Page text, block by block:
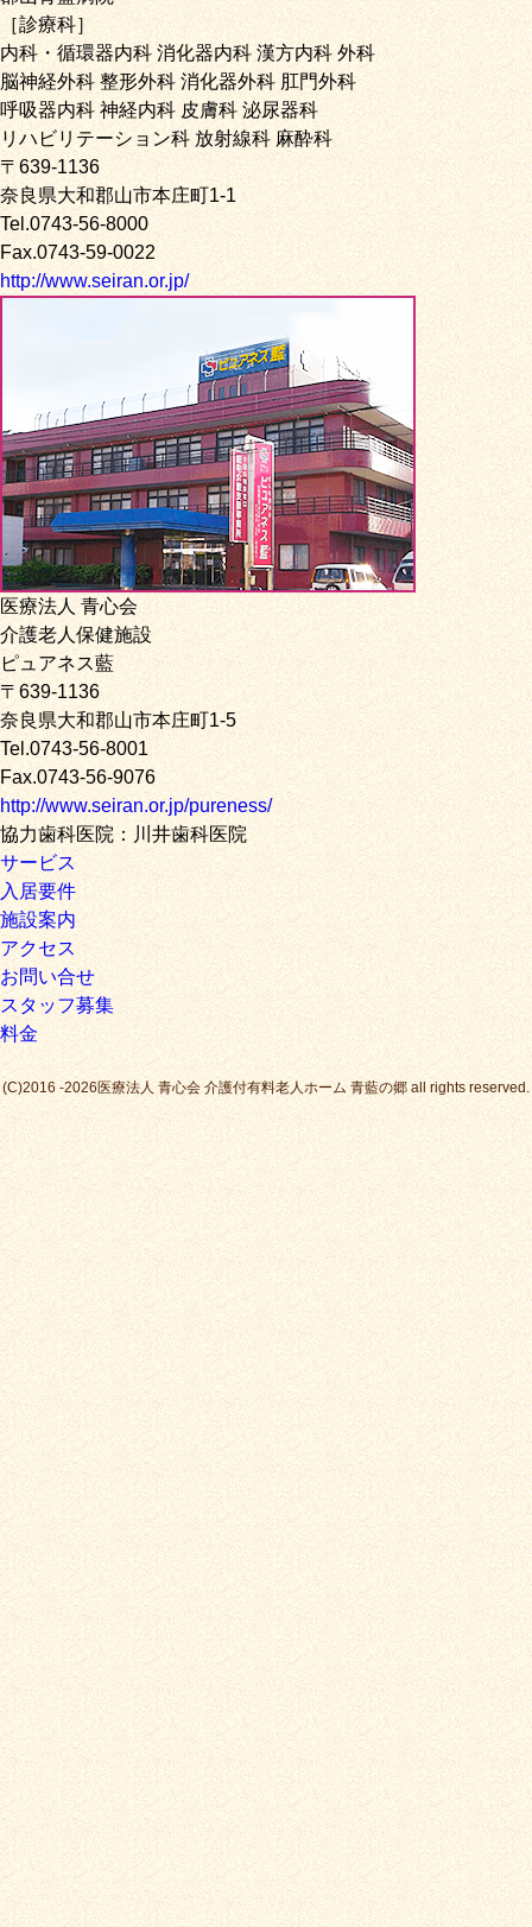
［診療科］
内科・循環器内科 消化器内科 漢方内科 外科
脳神経外科 整形外科 消化器外科 肛門外科
呼吸器内科 神経内科 皮膚科 泌尿器科
リハビリテーション科 放射線科 麻酔科
〒639-1136
奈良県大和郡山市本庄町1-1
Tel.0743-56-8000
Fax.0743-59-0022
http://www.seiran.or.jp/
医療法人 青心会
介護老人保健施設
ピュアネス藍
〒639-1136
奈良県大和郡山市本庄町1-5
Tel.0743-56-8001
Fax.0743-56-9076
http://www.seiran.or.jp/pureness/
協力歯科医院：川井歯科医院
サービス
入居要件
施設案内
アクセス
お問い合せ
スタッフ募集
料金
(C)2016 -2026医療法人 青心会 介護付有料老人ホーム 青藍の郷 all rights reserved.